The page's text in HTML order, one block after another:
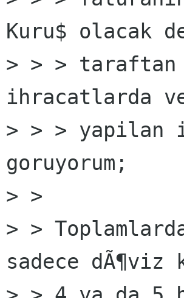
Kuru$ olacak
> > >
ihracatlarda
> > > yapilan
goruyorum;
> >
> >
sadece dÃ¶viz